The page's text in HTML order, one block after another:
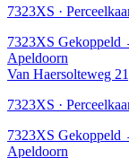
7323XS ·
7323XS Gekoppeld
Apeldoorn
Van Haersolteweg
7323XS ·
7323XS Gekoppeld
Apeldoorn